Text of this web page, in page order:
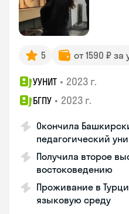
5 от 1590 ₽ за
УУНИТ • 2023 г.
БГПУ • 2023 г.
Окончила
педагогический
Получила второе
востоковедению
Проживание в
языковую среду